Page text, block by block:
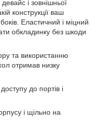
і зовнішньої
конструкції ваш
Еластичний і міцний
обкладинку без шкоди
та використанню
отримав низку
до портів і
і щільно на